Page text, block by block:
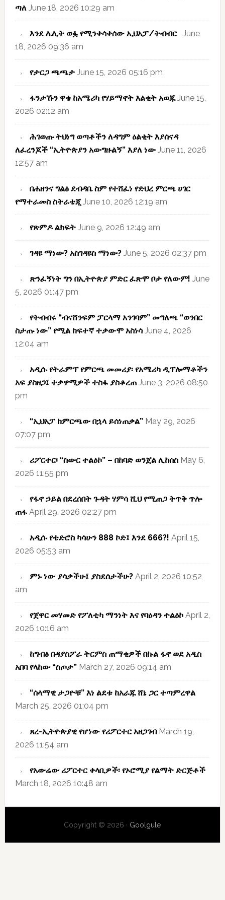
ጣለ June 18, 2026 10:29 am
እንደ ሌሊት ወፏ የሚንቀሳቀሰው ኢህአፓ/ትብብር June
18, 2026 09:36 am
የታርጋ ጫጫታ June 15, 2026 05:16 pm
ፋንታኹን ዋቄ ከአሜሪካ የሃይማኖት እልቂት አወጁ June 15,
2026 02:12 am
ሕገወጡ ትህነግ ወጣቶችን ለዳግም ዕልቂት እያሰናዳ
ለፈረንጆች “ኢትዮጵያን አውግዙልኝ” እያለ ነው June 11, 2026
12:57 am
በሐዘንና ግልፅ ደብዳቤ ስም የተሸፈነ የድህረ ምርጫ ሀገር
የማተራመስ ስትራቴጂ June 10, 2026 12:19 am
የጽምዶ ልክፍት June 9, 2026 12:49 am
ገዳዩ ማነው? አስገዳዩስ ማነው? June 5, 2026 02:37 pm
ጽንፈኝነት ግን በኢትዮጵያ ምድር ፈጽሞ ቦታ የለውም! June
5, 2026 01:47 pm
የትብብሩ “ብናሸንፍም ፓርላማ አንገባም” መግለጫ “ወንበር
ስታጡ ነው” የሚል ከፍተኛ ተቃውሞ አስነሳ June 4, 2026
12:04 am
አዲሱ የትራምፕ የምርጫ መመሪያ፡ የአሜሪካ ዲፕሎማቶችን
አፍ ያስዘጋ፤ ተቃዋሚዎች ተስፋ ያስቆረጠ June 3, 2026 08:50
pm
“ኢህአፓ ከምርጫው በኋላ ይሰነጠቃል” May 29, 2026
07:07 pm
ሪፖርተር፡ “ስውር ተልዕኮ” – በከባድ ወንጀል ሊከሰስ May 6,
2026 11:55 pm
የፋኖ ኃይል በደረሰበት ጉዳት ሃምሳ ሺህ የሚጠጋ ትጥቅ ጥሎ
ጠፋ April 29, 2026 02:27 pm
አዲሱ የቴድሮስ ካሳሁን 888 ኮድ፤ እንደ 666?! April 15,
2026 05:53 am
ምኑ ነው ያሳቃችሁ፤ ያስደሰታችሁ? April 2, 2026 10:52
am
የጀዋር መሃመድ የፖለቲካ ማንነት እና የባዕዳን ተልዕኮ April 2,
2026 10:16 am
ከግብፅ በዳያስፖራ ትርምስ ጠማቂዎች በኩል ፋኖ ወደ አዲስ
አበባ የላከው “ስጦታ” March 27, 2026 09:14 am
“ሰላማዊ ታጋዮቹ” እነ ልደቱ ከአራጁ ሸኔ ጋር ተጣምረዋል
March 25, 2026 01:04 pm
ጸረ-ኢትዮጵያዊ የሆነው የሪፖርተር አዘጋገብ March 19,
2026 11:54 am
የአውሬው ሪፖርተር ቀላቢዎች፡ የኦሮሚያ የልማት ድርጅቶች
March 18, 2026 10:48 am
Copyright © 2026 · Goolgule